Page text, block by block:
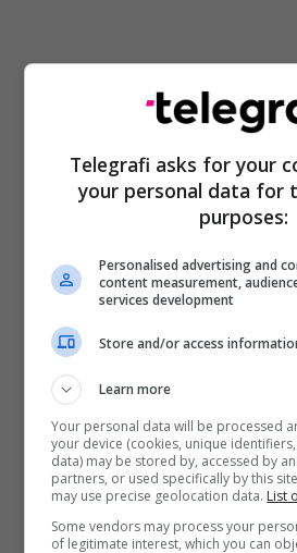
Telegrafi asks for your
your personal data for
purposes:
Personalised advertising and
content measurement,
services development
Store and/or access
Learn more
Your personal data will be processed
your device (cookies, unique
data) may be stored by, accessed by
partners, or used specifically by this
may use precise geolocation data. List
Some vendors may process your
of legitimate interest, which you can